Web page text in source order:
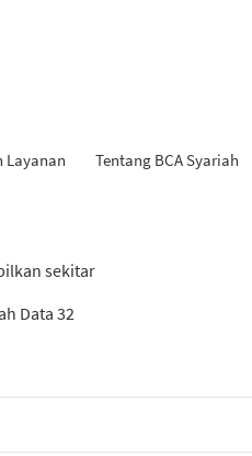
Layanan Tentang BCA Syariah
sekitar
Data 32